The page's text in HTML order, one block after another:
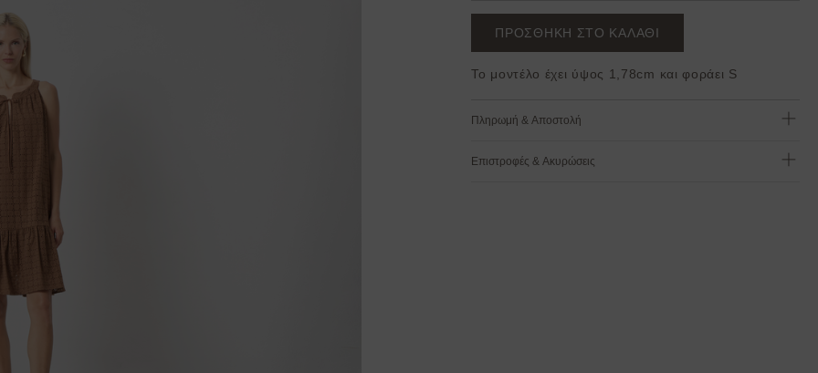
ΠΡΟΣΘΗΚΗ ΣΤΟ ΚΑΛΑΘΙ
Το μοντέλο έχει ύψος 1,78cm και φοράει S
Πληρωμή & Αποστολή
Επιστροφές & Ακυρώσεις